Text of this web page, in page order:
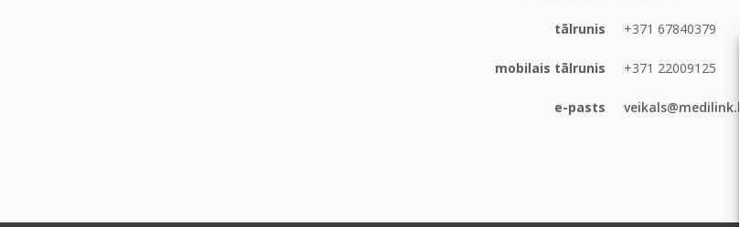
tālrunis +371 67840379
mobilais tālrunis +371 22009125
e-pasts veikals@medilink.lv